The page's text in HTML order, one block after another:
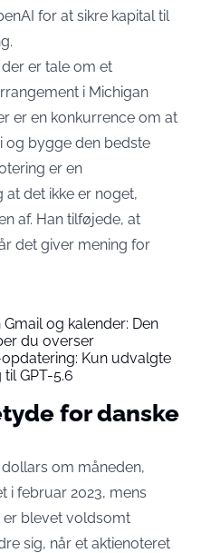
for at sikre kapital til
er tale om et
i Michigan
er en konkurrence om at
og bygge den bedste
er en
at det ikke er noget,
af. Han tilføjede, at
det giver mening for
og kalender: Den
du overser
Kun udvalgte
GPT-5.6
for danske
om måneden,
i februar 2023, mens
blevet voldsomt
sig, når et aktienoteret